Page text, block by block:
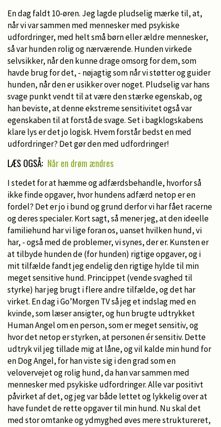
En dag faldt 10-øren. Jeg lagde pludselig mærke til, at,
når vi var sammen med mennesker med psykiske
udfordringer, med helt små børn eller ældre mennesker,
så var hunden rolig og nærværende. Hunden virkede
selvsikker, når den kunne drage omsorg for dem, som
havde brug for det, - nøjagtig som når vi støtter og guider
hunden, når den er usikker over noget. Pludselig var hans
svage punkt vendt til at være den stærke egenskab, og
han beviste, at denne ekstreme sensitivitet også var
egenskaben til at forstå de svage. Set i bagklogskabens
klare lys er det jo logisk. Hvem forstår bedst en med
udfordringer? Det gør den med udfordringer!
LÆS OGSÅ: Når en drøm ændres
I stedet for at hæmme og adfærdsbehandle, hvorfor så
ikke finde opgaver, hvor hundens adfærd netop er en
fordel? Det er jo i bund og grund derfor vi har fået racerne
og deres specialer. Kort sagt, så mener jeg, at den ideelle
familiehund har vi lige foran os, uanset hvilken hund, vi
har, - også med de problemer, vi synes, der er. Kunsten er
at tilbyde hunden de (for hunden) rigtige opgaver, og i
mit tilfælde fandt jeg endelig den rigtige hylde til min
meget sensitive hund. Princippet (vende svaghed til
styrke) har jeg brugt i flere andre tilfælde, og det har
virket. En dag i Go’Morgen TV så jeg et indslag med en
kvinde, som læser ansigter, og hun brugte udtrykket
Human Angel om en person, som er meget sensitiv, og
hvor det netop er styrken, at personen ér sensitiv. Dette
udtryk vil jeg tillade mig at låne, og vil kalde min hund for
en Dog Angel, for han viste sig i den grad som en
velovervejet og rolig hund, da han var sammen med
mennesker med psykiske udfordringer. Alle var positivt
påvirket af det, og jeg var både lettet og lykkelig over at
have fundet de rette opgaver til min hund. Nu skal det
med stor omtanke og ydmyghed øves mere struktureret,